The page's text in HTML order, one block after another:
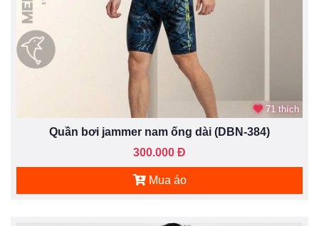
71 thích
Quần bơi jammer nam ống dài (DBN-384)
300.000 Đ
Mua áo